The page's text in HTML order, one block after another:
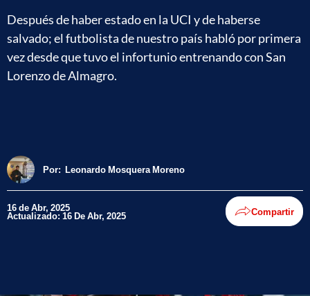
Después de haber estado en la UCI y de haberse
salvado; el futbolista de nuestro país habló por primera
vez desde que tuvo el infortunio entrenando con San
Lorenzo de Almagro.
Por: Leonardo Mosquera Moreno
16 de Abr, 2025
Actualizado: 16 De Abr, 2025 Compartir